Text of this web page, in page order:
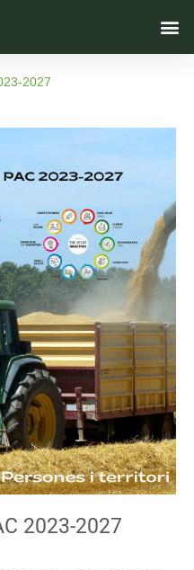
2027
2023-2027